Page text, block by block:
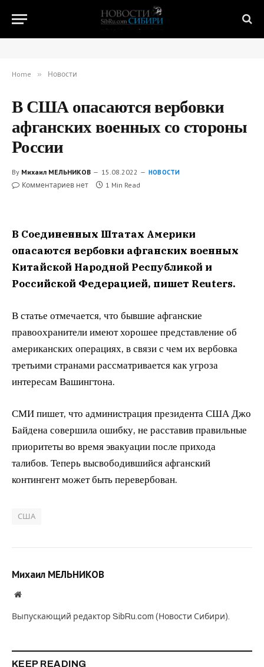
Home » Новости
В США опасаются вербовки
афганских военных со стороны
России
By Михаил МЕЛЬНИКОВ 15.08.2022 НОВОСТИ
Комментариев нет 1 Min Read
В Соединенных Штатах Америки
опасаются вербовки афганских военных
Китайской Народной Республикой и
Российской Федерацией, пишет Reuters.
В статье отмечается, что бывшие афганские
правоохранители имеют хорошее представление об
американских операциях, в связи с чем их вербовка
третьими странами рассматривается как угроза
интересам Вашингтона.
СМИ пишет, что администрация президента США Джо
Байдена совершила ошибку, не расставив правильные
приоритеты во время эвакуации после прихода
талибов. Теперь высвободившийся афганский
контингент может быть перевербован.
США
Михаил МЕЛЬНИКОВ
Website
Выпускающий редактор SibRu.com (Новости Сибири).
KEEP READING